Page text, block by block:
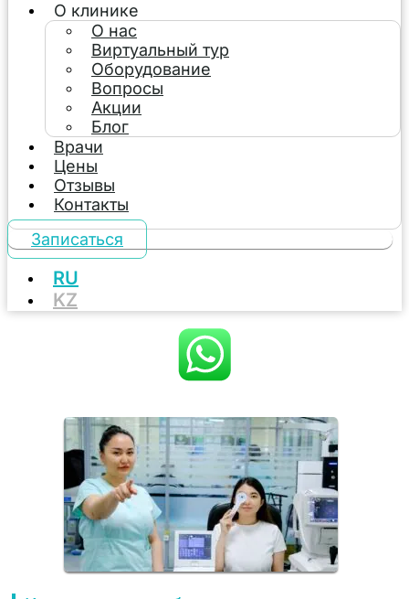
О клинике
О нас
Виртуальный тур
Оборудование
Вопросы
Акции
Блог
Врачи
Цены
Отзывы
Контакты
Записаться
RU
KZ